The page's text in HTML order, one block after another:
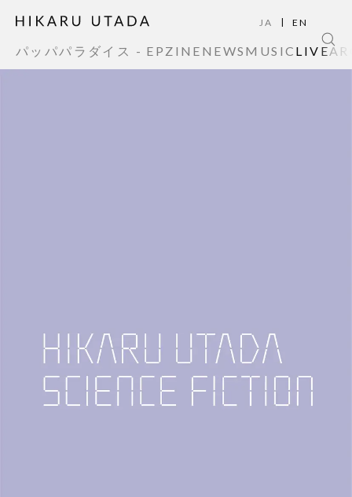
パッパパラダイス - EP ZINE NEWS MUSIC LIVE
JA | EN